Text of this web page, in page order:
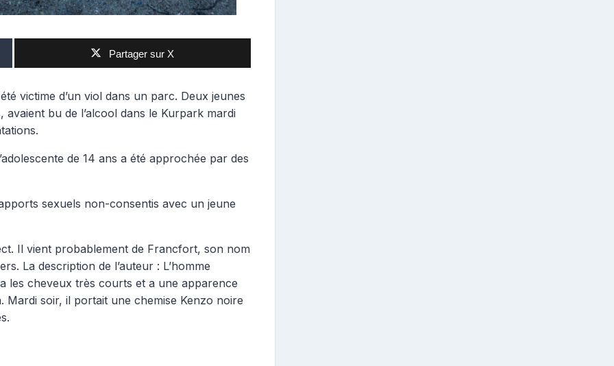
Partager sur X
victime d’un viol dans un parc. Deux jeunes
avaient bu de l’alcool dans le Kurpark mardi
de 14 ans a été approchée par des
sexuels non-consentis avec un jeune
Il vient probablement de Francfort, son nom
La description de l’auteur : L’homme
les cheveux très courts et a une apparence
Mardi soir, il portait une chemise Kenzo noire